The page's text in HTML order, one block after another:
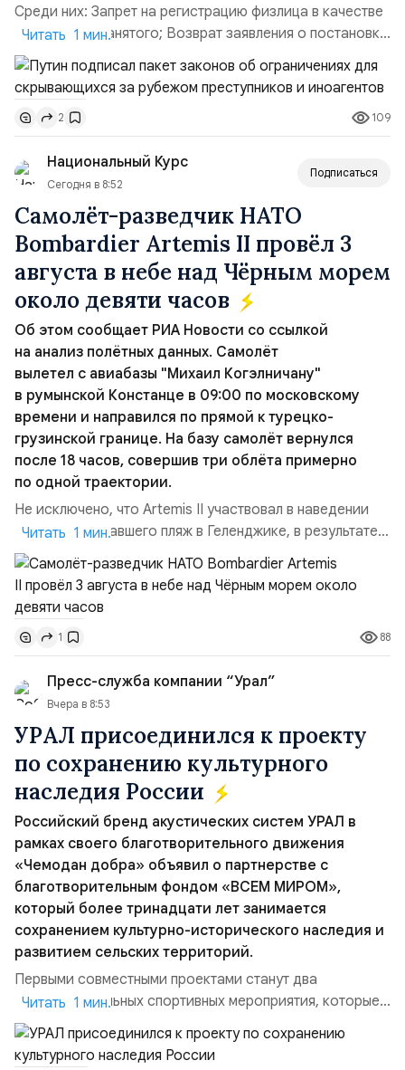
Среди них: Запрет на регистрацию физлица в качестве
ИП или самозанятого; Возврат заявления о постановке
недвижимости на кадастровый учет; Ограничение
водительских прав; Запрет регистрации транспортных
средств и на заключение сделок по доверенности;
Отказ в заключении кредитного договора,
предоставлении государственных и муниципальных
услу...
Читать 1 мин.
2 109
Национальный Курс
Сегодня в 8:52
Подписаться
Самолёт-разведчик НАТО
Bombardier Artemis II провёл 3
августа в небе над Чёрным морем
около девяти часов
Об этом сообщает РИА Новости со ссылкой
на анализ полётных данных. Самолёт
вылетел с авиабазы "Михаил Когэлничану"
в румынской Констанце в 09:00 по московскому
времени и направился по прямой к турецко-
грузинской границе. На базу самолёт вернулся
после 18 часов, совершив три облёта примерно
по одной траектории.
Не исключено, что Artemis II участвовал в наведении
дрона, атаковавшего пляж в Геленджике, в результате
чего погибло 7 человек, включая троих детей. Позже
турецкая газета Cumhuriyet сообщила об атаке
украинских дронов в Чёрном море на ️судно Nadezhda
под флагом Камеруна, перевозившее из турецкого
порта Самсун в Новороссийск свежие овощи и фрукты.
Ранены...
Читать 1 мин.
1 88
Пресс-служба компании “Урал”
Вчера в 8:53
УРАЛ присоединился к проекту
по сохранению культурного
наследия России
Российский бренд акустических систем УРАЛ в
рамках своего благотворительного движения
«Чемодан добра» объявил о партнерстве с
благотворительным фондом «ВСЕМ МИРОМ»,
который более тринадцати лет занимается
сохранением культурно-исторического наследия и
развитием сельских территорий.
Первыми совместными проектами станут два
благотворительных спортивных мероприятия, которые
пройдут в августе в Ивановской области и объединят
жителей региона, волонтеров и участников со всей
страны. Для УРАЛ это продолжение философии
Читать 1 мин.